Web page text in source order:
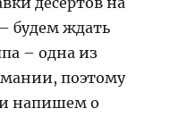
будем ждать
– одна из
поэтому
напишем о